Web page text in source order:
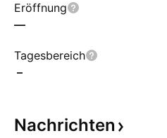
Eröffnung
—
Tagesbereich
–
Nachrichten